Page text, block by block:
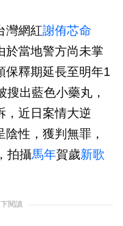
灣網紅謝侑芯命
於當地警方尚未掌
保釋期延長至明年1
搜出藍色小藥丸，
，近日案情大逆
性，獲判無罪，
拍攝馬年賀歲新歌
閱讀